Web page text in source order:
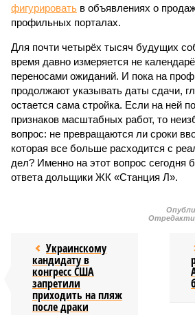
фигурировать в объявлениях о
профильных порталах.
Для почти четырёх тысяч будущих
время давно измеряется не
переносами ожиданий. И пока на
продолжают указывать даты сдачи,
остается сама стройка. Если на ней
признаков масштабных работ, то
вопрос: не превращаются ли сроки
которая все больше расходится с
дел? Именно на этот вопрос сегодня
ответа дольщики ЖК «Станция Л».
Украинскому
кандидату в
конгресс США
запретили
приходить на пляж
после драки